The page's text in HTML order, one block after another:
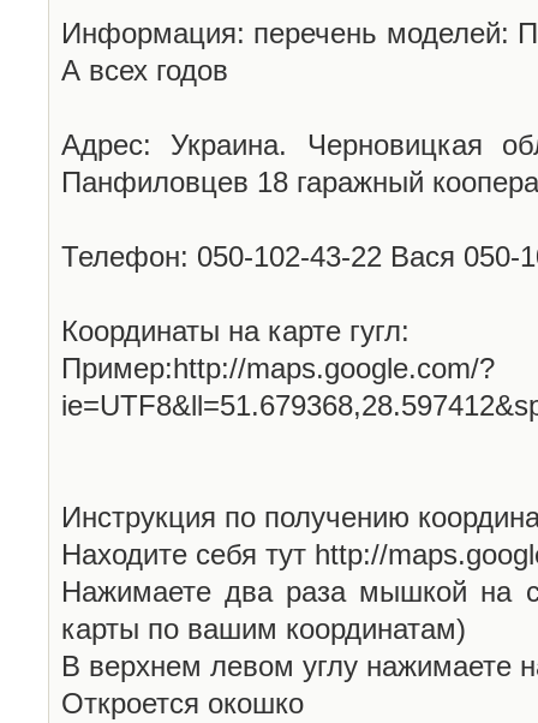
Информация: перечень моделей:
А всех годов
Адрес: Украина. Черновицкая
Панфиловцев 18 гаражный
Телефон: 050-102-43-22 Вася 050-
Координаты на карте гугл:
Пример:http://maps.google.com/?
Инструкция по получению
Находите себя тут http://
Нажимаете два раза мышкой на
карты по вашим координатам)
В верхнем левом углу нажимаете
Откроется окошко